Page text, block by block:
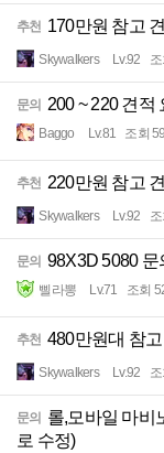
추천 170만원 참고
Skywalkers Lv.92
문의 200 ~ 220 견적
Baggo Lv.81 조회
추천 220만원 참고
Skywalkers Lv.92
문의 98X3D 5080 문
삘라뽕 Lv.71 조회
추천 480만원대 참
Skywalkers Lv.92
문의
롤,모바일 마비
로 수정)